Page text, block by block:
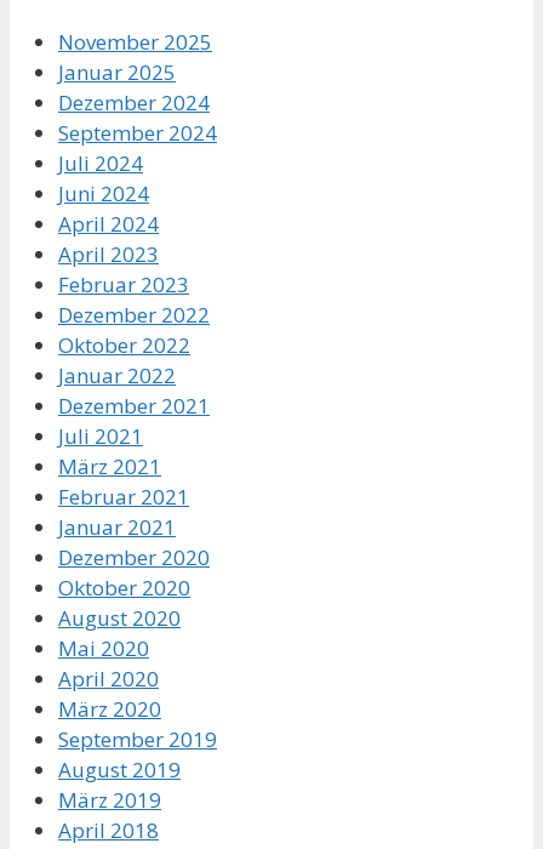
November 2025
Januar 2025
Dezember 2024
September 2024
Juli 2024
Juni 2024
April 2024
April 2023
Februar 2023
Dezember 2022
Oktober 2022
Januar 2022
Dezember 2021
Juli 2021
März 2021
Februar 2021
Januar 2021
Dezember 2020
Oktober 2020
August 2020
Mai 2020
April 2020
März 2020
September 2019
August 2019
März 2019
April 2018